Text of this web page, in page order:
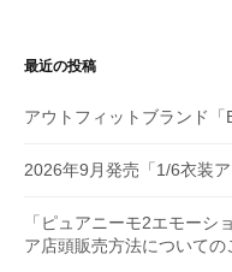
最近の投稿
アウトフィットブランド
2026年9月発売「1/6衣装
「ピュアニーモ2エモーシ
ア店頭販売方法についての